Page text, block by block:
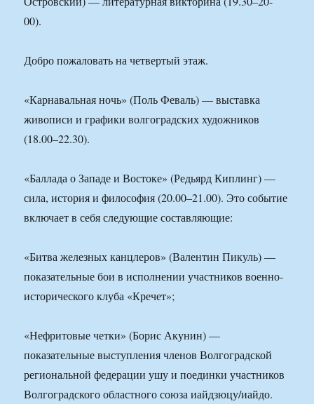
00).
Добро пожаловать на четвертый этаж.
«Карнавальная ночь» (Поль Феваль) — выставка
живописи и графики волгоградских художников
(18.00–22.30).
«Баллада о Западе и Востоке» (Редьярд Киплинг) —
сила, история и философия (20.00–21.00). Это событие
включает в себя следующие составляющие:
«Битва железных канцлеров» (Валентин Пикуль) —
показательные бои в исполнении участников военно-
исторического клуба «Кречет»;
«Нефритовые четки» (Борис Акунин) —
показательные выступления членов Волгоградской
региональной федерации ушу и поединки участников
Волгоградского областного союза иайдзюцу/иайдо.